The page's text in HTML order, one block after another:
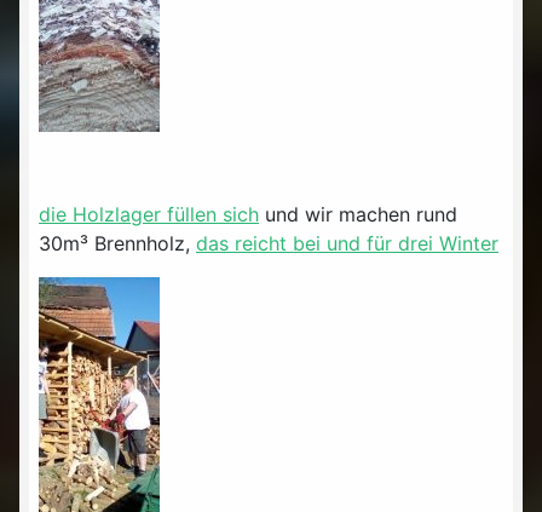
die Holzlager füllen sich und wir machen rund
30m³ Brennholz, das reicht bei und für drei Winter